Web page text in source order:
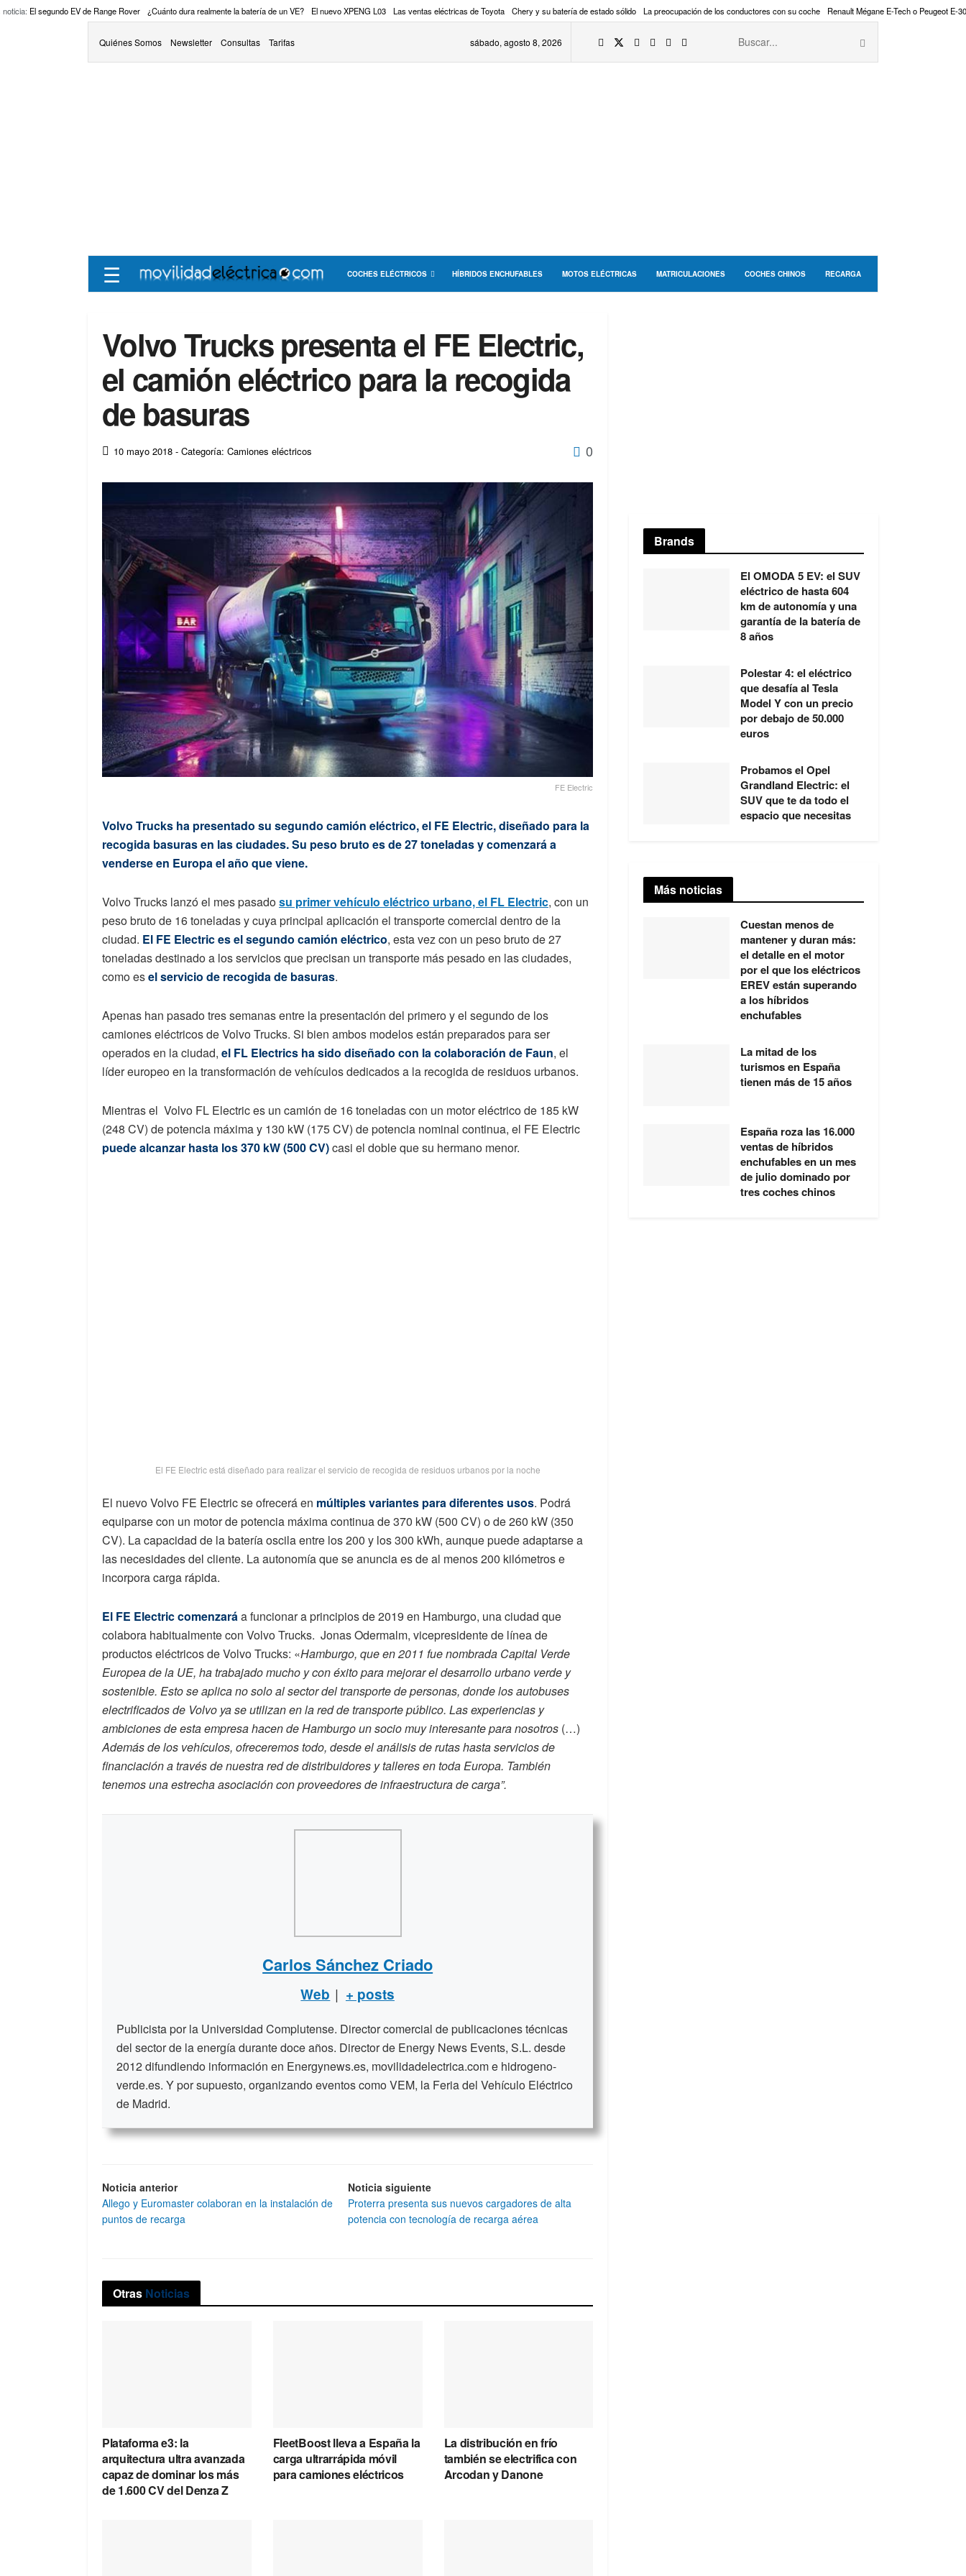
noticia: El segundo EV de Range Rover ¿Cuánto dura realmente la batería de un VE? El nuevo XPENG L03 Las ventas eléctricas de Toyota Chery y su batería de estado sólido La preocupación de los conductores con su coche Renault Mégane E-Tech o Peugeot E-
Quiénes Somos Newsletter Consultas Tarifas sábado, agosto 8, 2026
☰ COCHES ELÉCTRICOS HÍBRIDOS ENCHUFABLES MOTOS ELÉCTRICAS MATRICULACIONES COCHES CHINOS RECARGA
Volvo Trucks presenta el FE Electric,
el camión eléctrico para la recogida
de basuras
10 mayo 2018 - Categoría: Camiones eléctricos 0
FE Electric
Volvo Trucks ha presentado su segundo camión eléctrico, el FE Electric, diseñado para la
recogida basuras en las ciudades. Su peso bruto es de 27 toneladas y comenzará a
venderse en Europa el año que viene.
Volvo Trucks lanzó el mes pasadosu primer vehículo eléctrico urbano, el FL Electric, con un
peso bruto de 16 toneladas y cuya principal aplicación el transporte comercial dentro de la
ciudad. El FE Electric es el segundo camión eléctrico, esta vez con un peso bruto de 27
toneladas destinado a los servicios que precisan un transporte más pesado en las ciudades,
como esel servicio de recogida de basuras.
Apenas han pasado tres semanas entre la presentación del primero y el segundo de los
camiones eléctricos de Volvo Trucks. Si bien ambos modelos están preparados para ser
operados en la ciudad, el FL Electrics ha sido diseñado con la colaboración de Faun, el
líder europeo en la transformación de vehículos dedicados a la recogida de residuos urbanos.
Mientras el Volvo FL Electric es un camión de 16 toneladas con un motor eléctrico de 185 kW
(248 CV) de potencia máxima y 130 kW (175 CV) de potencia nominal continua, el FE Electric
puede alcanzar hasta los 370 kW (500 CV)casi el doble que su hermano menor.
El FE Electric está diseñado para realizar el servicio de recogida de residuos urbanos por la noche
El nuevo Volvo FE Electric se ofrecerá en múltiples variantes para diferentes usos. Podrá
equiparse con un motor de potencia máxima continua de 370 kW (500 CV) o de 260 kW (350
CV). La capacidad de la batería oscila entre los 200 y los 300 kWh, aunque puede adaptarse a
las necesidades del cliente. La autonomía que se anuncia es de al menos 200 kilómetros e
incorpora carga rápida.
El FE Electric comenzaráa funcionar a principios de 2019 en Hamburgo, una ciudad que
colabora habitualmente con Volvo Trucks. Jonas Odermalm, vicepresidente de línea de
productos eléctricos de Volvo Trucks: «Hamburgo, que en 2011 fue nombrada Capital Verde
Europea de la UE, ha trabajado mucho y con éxito para mejorar el desarrollo urbano verde y
sostenible. Esto se aplica no solo al sector del transporte de personas, donde los autobuses
electrificados de Volvo ya se utilizan en la red de transporte público. Las experiencias y
ambiciones de esta empresa hacen de Hamburgo un socio muy interesante para nosotros (…)
Además de los vehículos, ofreceremos todo, desde el análisis de rutas hasta servicios de
financiación a través de nuestra red de distribuidores y talleres en toda Europa. También
tenemos una estrecha asociación con proveedores de infraestructura de carga”.
Carlos Sánchez Criado
Web | + posts
Publicista por la Universidad Complutense. Director comercial de publicaciones técnicas
del sector de la energía durante doce años. Director de Energy News Events, S.L. desde
2012 difundiendo información en Energynews.es, movilidadelectrica.com e hidrogeno-
verde.es. Y por supuesto, organizando eventos como VEM, la Feria del Vehículo Eléctrico
de Madrid.
Noticia anterior
Allego y Euromaster colaboran en la instalación de
puntos de recarga
Noticia siguiente
Proterra presenta sus nuevos cargadores de alta
potencia con tecnología de recarga aérea
Otras Noticias
Plataforma e3: la
arquitectura ultra avanzada
capaz de dominar los más
de 1.600 CV del Denza Z
FleetBoost lleva a España la
carga ultrarrápida móvil
para camiones eléctricos
La distribución en frío
también se electrifica con
Arcodan y Danone
Brands
El OMODA 5 EV: el SUV
eléctrico de hasta 604
km de autonomía y una
garantía de la batería de
8 años
Polestar 4: el eléctrico
que desafía al Tesla
Model Y con un precio
por debajo de 50.000
euros
Probamos el Opel
Grandland Electric: el
SUV que te da todo el
espacio que necesitas
Más noticias
Cuestan menos de
mantener y duran más:
el detalle en el motor
por el que los eléctricos
EREV están superando
a los híbridos
enchufables
La mitad de los
turismos en España
tienen más de 15 años
España roza las 16.000
ventas de híbridos
enchufables en un mes
de julio dominado por
tres coches chinos